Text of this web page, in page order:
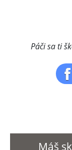
Páči sa ti
Máš